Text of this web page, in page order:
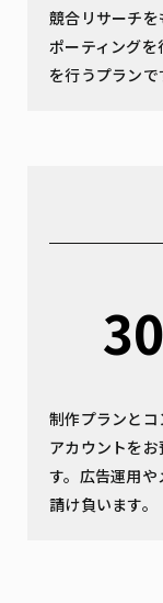
競合リサーチ
ポーティング
を行うプランで
制作プランとコ
アカウントを
す。広告運用
請け負います。